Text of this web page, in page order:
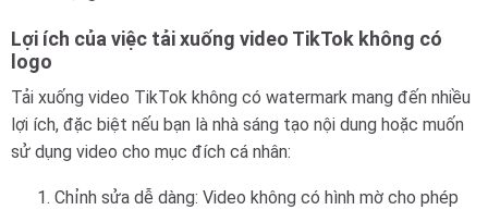
Lợi ích của việc tải xuống video TikTok không có
logo
Tải xuống video TikTok không có watermark mang đến nhiều
lợi ích, đặc biệt nếu bạn là nhà sáng tạo nội dung hoặc muốn
sử dụng video cho mục đích cá nhân:
Chỉnh sửa dễ dàng: Video không có hình mờ cho phép